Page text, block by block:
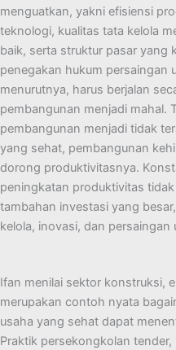
menguatkan, yakni efisiensi
teknologi, kualitas tata kelola
baik, serta struktur pasar yang
penegakan hukum persaingan
menurutnya, harus berjalan
pembangunan menjadi mahal.
pembangunan menjadi tidak
yang sehat, pembangunan
dorong produktivitasnya.
peningkatan produktivitas
tambahan investasi yang
kelola, inovasi, dan persaingan
Ifan menilai sektor konstruksi,
merupakan contoh nyata
usaha yang sehat dapat
Praktik persekongkolan